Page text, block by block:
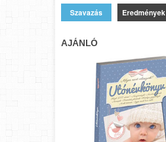
Eredmények
AJÁNLÓ